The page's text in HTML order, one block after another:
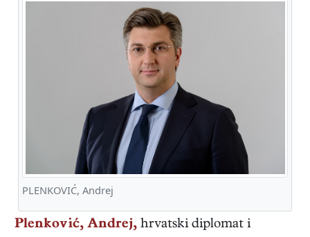
PLENKOVIĆ, Andrej
Plenković, Andrej, hrvatski diplomat i